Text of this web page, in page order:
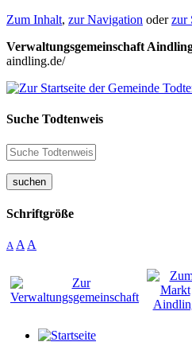
Zum Inhalt, zur Navigation oderzur
Verwaltungsgemeinschaft
aindling.de/
Suche Todtenweis
suchen
Schriftgröße
A A A